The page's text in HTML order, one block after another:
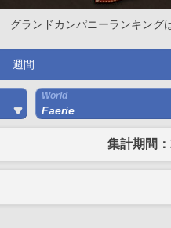
グランドカンパニーランキング
週間
World
Faerie
集計期間